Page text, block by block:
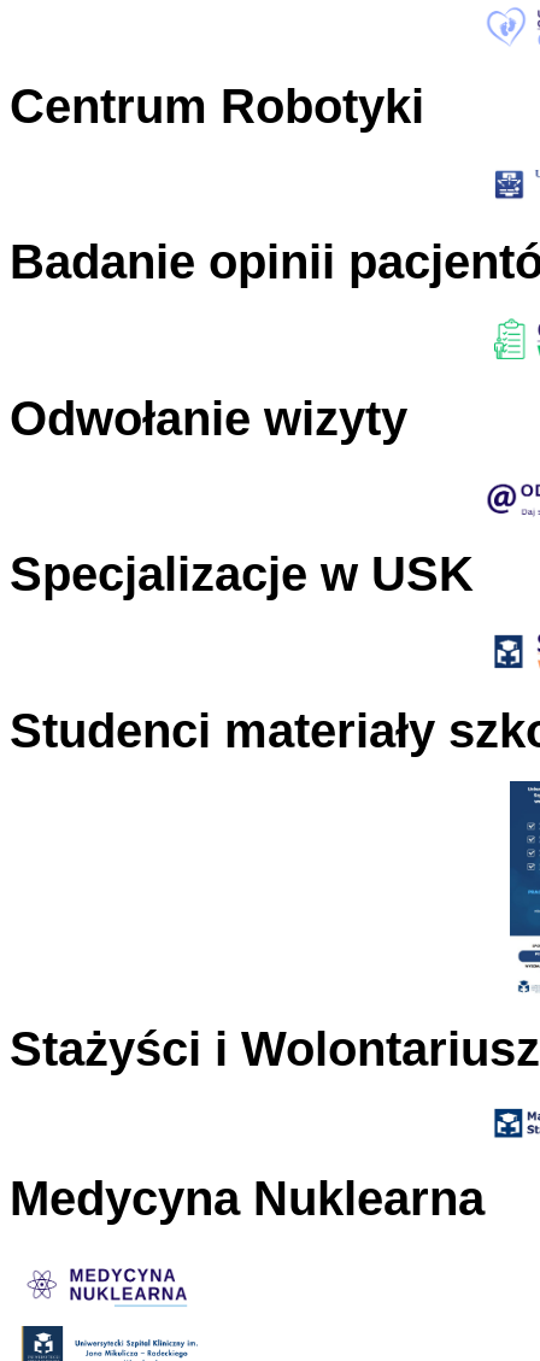
Centrum Robotyki
Badanie opinii
Odwołanie wizyty
Specjalizacje w USK
Studenci materiały
Stażyści i
Medycyna Nuklearna